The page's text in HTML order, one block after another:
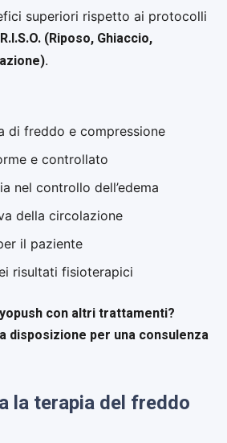
superiori rispetto ai protocolli
(Riposo, Ghiaccio,
.
di freddo e compressione
e controllato
nel controllo dell’edema
della circolazione
il paziente
risultati fisioterapici
con altri trattamenti?
disposizione per una consulenza
la terapia del freddo